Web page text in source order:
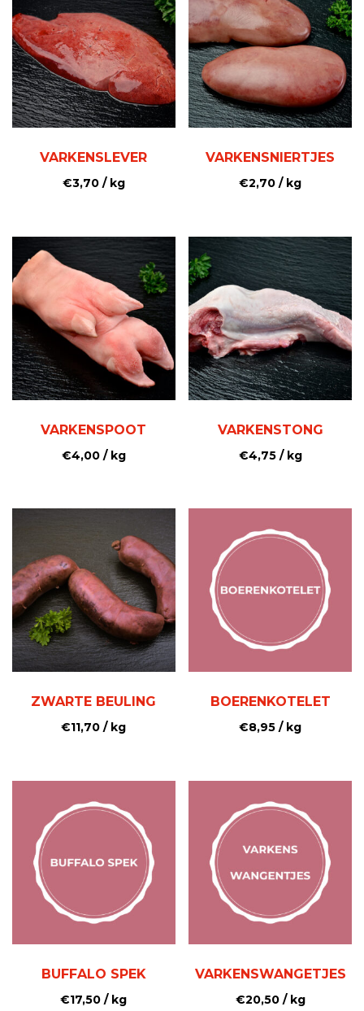
VARKENSLEVER
€3,70/ kg
VARKENSNIERTJES
€2,70 / kg
VARKENSPOOT
€4,00/ kg
VARKENSTONG
€4,75/ kg
ZWARTE BEULING
€11,70 / kg
BOERENKOTELET
€8,95 / kg
BUFFALO SPEK
€17,50 / kg
VARKENSWANGETJES
€20,50/ kg